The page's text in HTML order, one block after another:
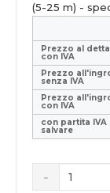
(5-25 m) -
Prezzo al
con IVA
Prezzo
senza IVA
Prezzo
con IVA
con partita IVA
salvare